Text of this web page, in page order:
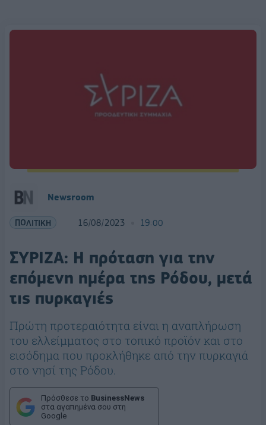
Newsroom
ΠΟΛΙΤΙΚΗ 16/08/2023 19:00
ΣΥΡΙΖΑ: Η πρόταση για την
επόμενη ημέρα της Ρόδου, μετά
τις πυρκαγιές
Πρώτη προτεραιότητα είναι η αναπλήρωση
του ελλείμματος στο τοπικό προϊόν και στο
εισόδημα που προκλήθηκε από την πυρκαγιά
στο νησί της Ρόδου.
Πρόσθεσε το BusinessNews
στα αγαπημένα σου στη
Google